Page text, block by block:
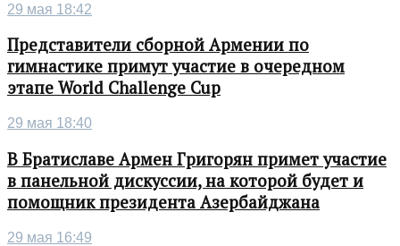
29 мая 18:42
Представители сборной Армении по
гимнастике примут участие в очередном
этапе World Challenge Cup
29 мая 18:40
В Братиславе Армен Григорян примет участие
в панельной дискуссии, на которой будет и
помощник президента Азербайджана
29 мая 16:49